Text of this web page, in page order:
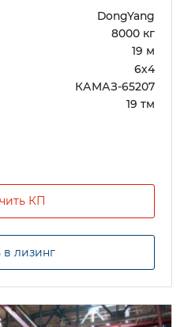
DongYang
8000 кг
19 м
6х4
КАМАЗ-65207
19 тм
КП
в лизинг